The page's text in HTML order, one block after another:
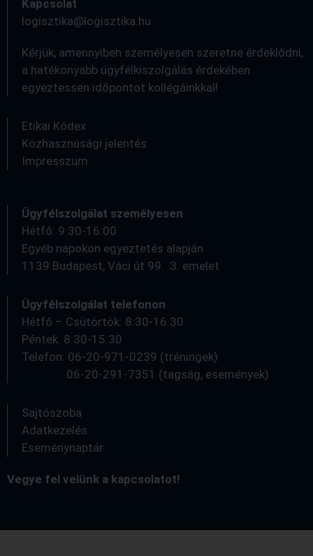
Kapcsolat
logisztika@logisztika.hu
Kérjük, amennyiben személyesen szeretne érdeklődni,
a hatékonyabb ügyfélkiszolgálás érdekében
egyeztessen időpontot kollégáinkkal!
Etikai Kódex
Közhasznúsági jelentés
Impresszum
Ügyfélszolgálat személyesen
Hétfő: 9:30-16:00
Egyéb napokon egyeztetés alapján
1139 Budapest, Váci út 99. 3. emelet
Ügyfélszolgálat telefonon
Hétfő – Csütörtök: 8:30-16:30
Péntek: 8:30-15:30
Telefon: 06-20-971-0239 (tréningek)
06-20-291-7351 (tagság, események)
Sajtószoba
Adatkezelés
Eseménynaptár
Vegye fel velünk a kapcsolatot!